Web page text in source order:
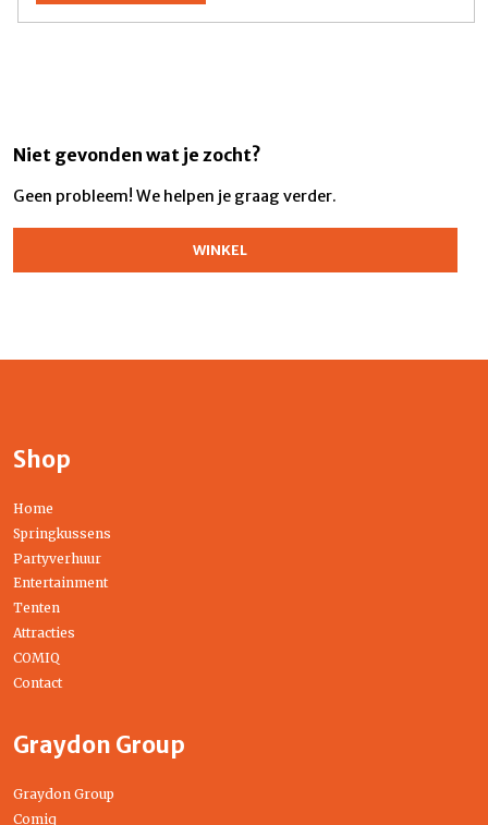
Niet gevonden wat je zocht?
Geen probleem! We helpen je graag verder.
WINKEL
Shop
Home
Springkussens
Partyverhuur
Entertainment
Tenten
Attracties
COMIQ
Contact
Graydon Group
Graydon Group
Comiq